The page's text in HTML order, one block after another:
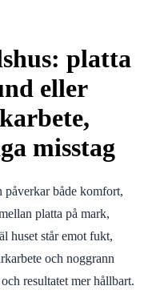
platta
eller
misstag
påverkar både komfort,
platta på mark,
huset står emot fukt,
och noggrann
resultatet mer hållbart.